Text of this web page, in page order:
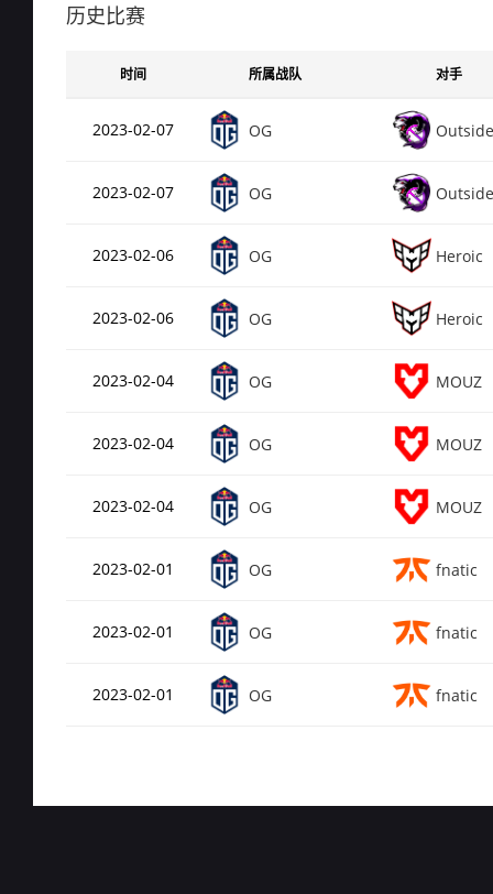
de_inferno Rating
总场次
de_nuke Rating
总场次 82
历史比赛
时间 所属战队 对手
2023-02-07 OG
2023-02-07 OG
2023-02-06 OG Heroic
2023-02-06 OG Heroic
2023-02-04 OG MOUZ
2023-02-04 OG MOUZ
2023-02-04 OG MOUZ
2023-02-01 OG fnatic
2023-02-01 OG fnatic
2023-02-01 OG fnatic